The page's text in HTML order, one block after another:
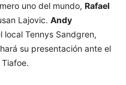
uno del mundo, Rafael
Lajovic. Andy
local Tennys Sandgren,
su presentación ante el